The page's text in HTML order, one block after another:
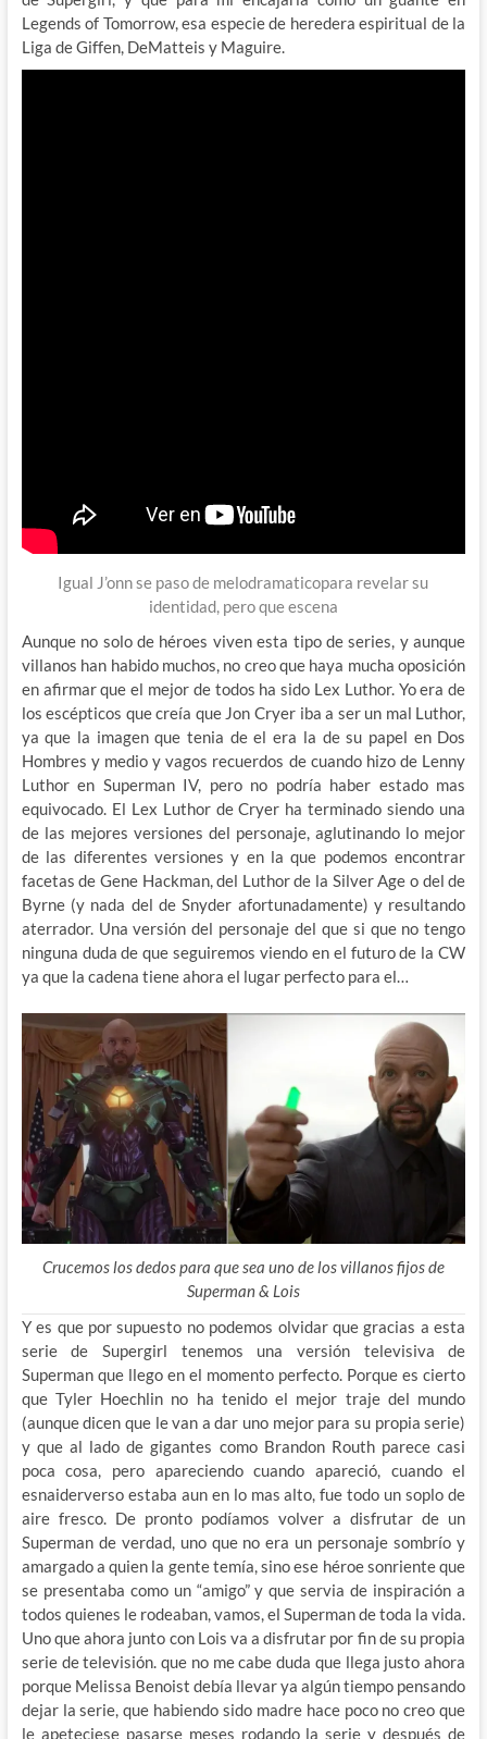
Legends of Tomorrow, esa especie de heredera espiritual de la
Liga de Giffen, DeMatteis y Maguire.
Igual J’onn se paso de melodramaticopara revelar su
identidad, pero que escena
Aunque no solo de héroes viven esta tipo de series, y aunque
villanos han habido muchos, no creo que haya mucha oposición
en afirmar que el mejor de todos ha sido Lex Luthor. Yo era de
los escépticos que creía que Jon Cryer iba a ser un mal Luthor,
ya que la imagen que tenia de el era la de su papel en Dos
Hombres y medio y vagos recuerdos de cuando hizo de Lenny
Luthor en Superman IV, pero no podría haber estado mas
equivocado. El Lex Luthor de Cryer ha terminado siendo una
de las mejores versiones del personaje, aglutinando lo mejor
de las diferentes versiones y en la que podemos encontrar
facetas de Gene Hackman, del Luthor de la Silver Age o del de
Byrne (y nada del de Snyder afortunadamente) y resultando
aterrador. Una versión del personaje del que si que no tengo
ninguna duda de que seguiremos viendo en el futuro de la CW
ya que la cadena tiene ahora el lugar perfecto para el…
Crucemos los dedos para que sea uno de los villanos fijos de
Superman & Lois
Y es que por supuesto no podemos olvidar que gracias a esta
serie de Supergirl tenemos una versión televisiva de
Superman que llego en el momento perfecto. Porque es cierto
que Tyler Hoechlin no ha tenido el mejor traje del mundo
(aunque dicen que le van a dar uno mejor para su propia serie)
y que al lado de gigantes como Brandon Routh parece casi
poca cosa, pero apareciendo cuando apareció, cuando el
esnaiderverso estaba aun en lo mas alto, fue todo un soplo de
aire fresco. De pronto podíamos volver a disfrutar de un
Superman de verdad, uno que no era un personaje sombrío y
amargado a quien la gente temía, sino ese héroe sonriente que
se presentaba como un “amigo” y que servia de inspiración a
todos quienes le rodeaban, vamos, el Superman de toda la vida.
Uno que ahora junto con Lois va a disfrutar por fin de su propia
serie de televisión. que no me cabe duda que llega justo ahora
porque Melissa Benoist debía llevar ya algún tiempo pensando
dejar la serie, que habiendo sido madre hace poco no creo que
le apeteciese pasarse meses rodando la serie y después de